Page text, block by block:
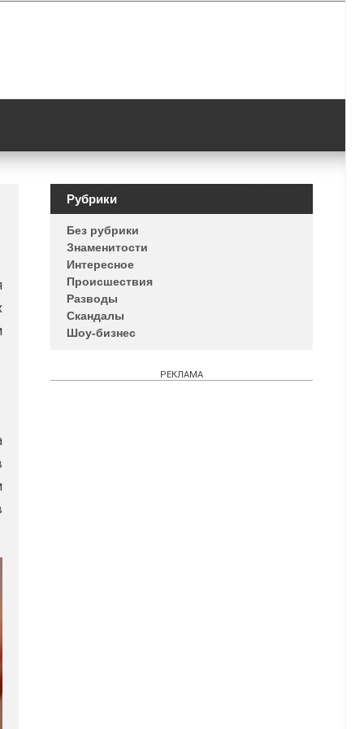
Рубрики
Без рубрики
Знаменитости
Интересное
Происшествия
Разводы
Скандалы
Шоу-бизнес
РЕКЛАМА